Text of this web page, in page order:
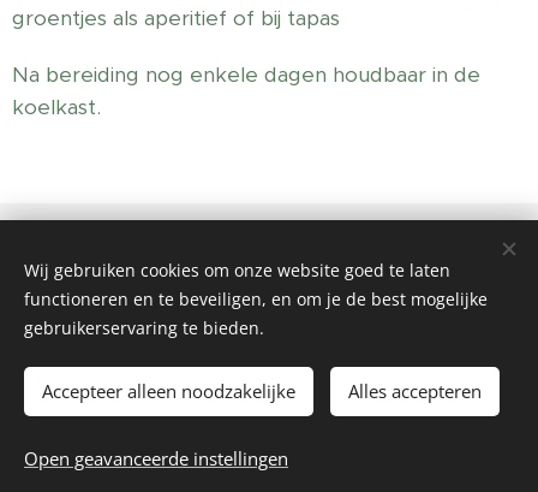
groentjes als aperitief of bij tapas
Na bereiding nog enkele dagen houdbaar in de
koelkast.
0769.592.159
contactgegevens: Privé-praktijk - Meldertsebaan 150, 3560
Lummen
©2026 Alle rechten voorbehouden | Eliane Vanlangenaeker
Cookies
Wij gebruiken cookies om onze website goed te laten
functioneren en te beveiligen, en om je de best mogelijke
gebruikerservaring te bieden.
Accepteer alleen noodzakelijke Alles accepteren
Open geavanceerde instellingen